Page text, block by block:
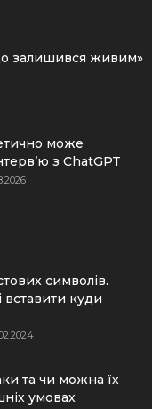
залишився живим»
може
з ChatGPT
символів.
куди
та чи можна їх
умовах